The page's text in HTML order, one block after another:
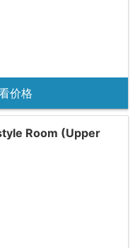
价格
Room (Upper